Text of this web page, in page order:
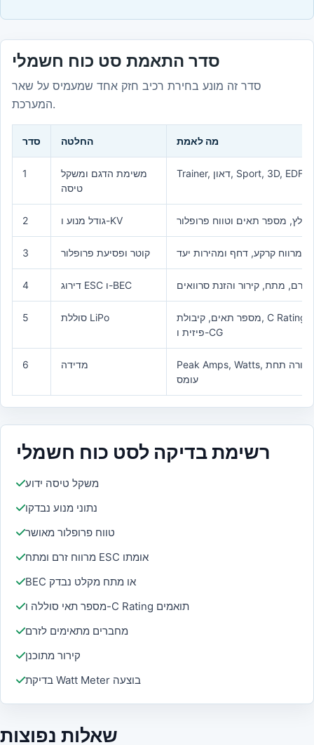
סדר התאמת סט כוח חשמלי
סדר זה מונע בחירת רכיב חזק אחד שמעמיס על שאר
המערכת.
סדר החלטה מה לאמת
1
משימת הדגם ומשקל
טיסה
2 גודל מנוע ו-KV מספר תאים וטווח פרופלור
3 קוטר ופסיעת פרופלור מרווח קרקע, דחף ומהירות יעד
4 דירוג ESC ו-BEC זרם, מתח, קירור והזנת סרוואים
5 סוללת LiPo
מספר תאים, קיבולת, C Rating, מחבר, התאמה
פיזית ו-CG
6 מדידה
Peak Amps, Watts, נפילת מתח וטמפרטורה תחת
עומס
רשימת בדיקה לסט כוח חשמלי
משקל טיסה ידוע
נתוני מנוע נבדקו
טווח פרופלור מאושר
מרווח זרם ומתח ESC אומתו
BEC או מתח מקלט נבדק
מספר תאי סוללה ו-C Rating תואמים
מחברים מתאימים לזרם
קירור מתוכנן
בדיקת Watt Meter בוצעה
שאלות נפוצות